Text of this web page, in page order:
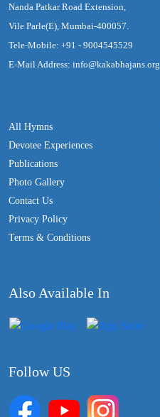
Nanda Patkar Road Extension,
Vile Parle(E), Mumbai-400057.
Tele-Mobile: +91 - 9004545529
E-Mail Address: info@kakabhajans.org
All Hymns
Devotee Experiences
Publications
Photo Gallery
Contact Us
Privacy Policy
Terms & Conditions
Also Available In
Follow US